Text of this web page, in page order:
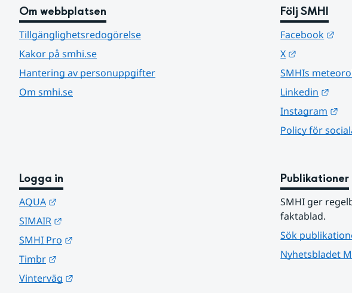
Om webbplatsen
Tillgänglighetsredogörelse
Kakor på smhi.se
Hantering av personuppgifter
Om smhi.se
Följ SMHI
Facebook
X
SMHIs
Linkedin
Instagram
Policy för
Logga in
AQUA
SIMAIR
SMHI Pro
Timbr
Vinterväg
Publikationer
SMHI ger
faktablad.
Sök
Nyhetsbladet